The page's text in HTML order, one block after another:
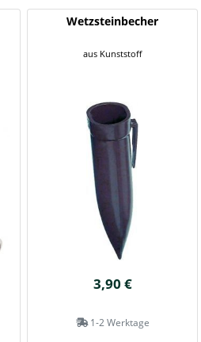
Wetzsteinbecher
aus Kunststoff
3,90 €
1-2 Werktage